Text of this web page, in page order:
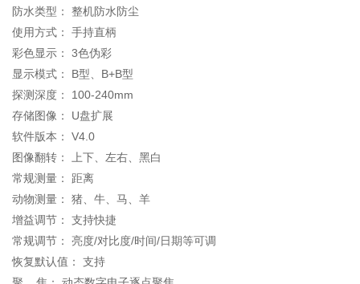
防水类型： 整机防水防尘
使用方式： 手持直柄
彩色显示： 3色伪彩
显示模式： B型、B+B型
探测深度： 100-240mm
存储图像： U盘扩展
软件版本： V4.0
图像翻转： 上下、左右、黑白
常规测量： 距离
动物测量： 猪、牛、马、羊
增益调节： 支持快捷
常规调节： 亮度/对比度/时间/日期等可调
恢复默认值： 支持